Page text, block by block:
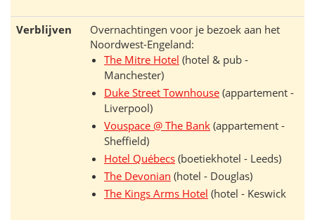
Verblijven
Overnachtingen voor je bezoek aan het
Noordwest-Engeland:
The Mitre Hotel (hotel & pub -
Manchester)
Duke Street Townhouse (appartement -
Liverpool)
Vouspace @ The Bank (appartement -
Sheffield)
Hotel Québecs (boetiekhotel - Leeds)
The Devonian (hotel - Douglas)
The Kings Arms Hotel (hotel - Keswick